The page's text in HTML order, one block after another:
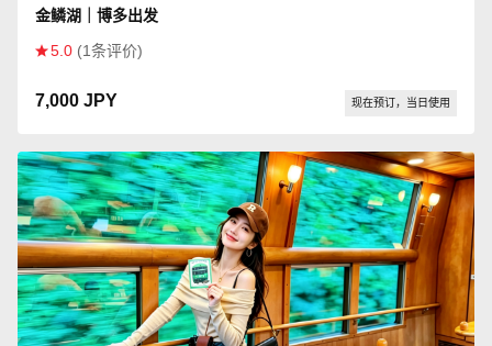
金鳞湖｜博多出发
5.0 (1条评价)
7,000 JPY 现在预订，当日使用